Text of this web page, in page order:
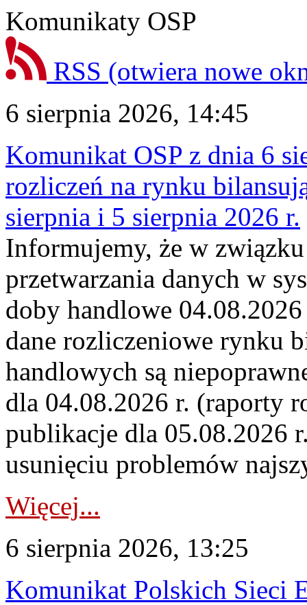
Komunikaty OSP
RSS (otwiera nowe
6 sierpnia 2026, 14:45
Komunikat OSP z dnia 6
rozliczeń na rynku
sierpnia i 5 sierpnia 2026 r.
Informujemy, że w
przetwarzania danych w
doby handlowe
dane rozliczeniowe rynku
handlowych są
dla 04.08.2026 r. (raporty
publikacje dla 05.08.2026
usunięciu problemów
Więcej...
6 sierpnia 2026, 13:25
Komunikat Polskich Sieci